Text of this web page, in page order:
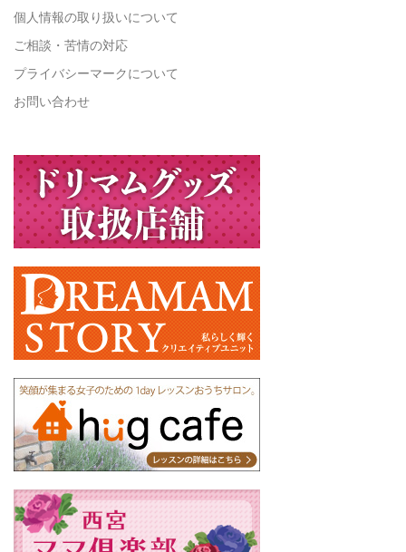
個人情報の取り扱いについて
ご相談・苦情の対応
プライバシーマークについて
お問い合わせ